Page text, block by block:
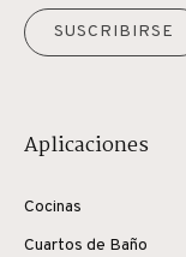
SUSCRIBIRSE
Aplicaciones
Cocinas
Cuartos de Baño